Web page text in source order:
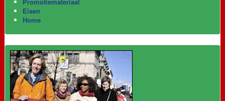
Promotiemateriaal
Eisen
Home